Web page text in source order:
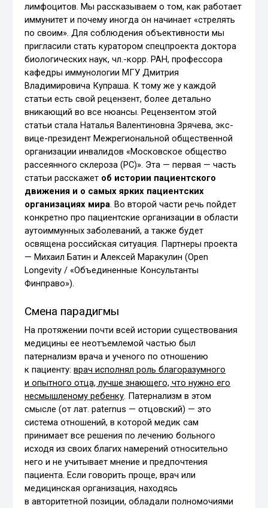
лимфоцитов. Мы рассказываем о том, как работает
иммунитет и почему иногда он начинает «стрелять
по своим». Для соблюдения объективности мы
пригласили стать куратором спецпроекта доктора
биологических наук, чл.-корр. РАН, профессора
кафедры иммунологии МГУ Дмитрия
Владимировича Купраша. К тому же у каждой
статьи есть свой рецензент, более детально
вникающий во все нюансы. Рецензентом этой
статьи стала Наталья Валентиновна Зрячева, экс-
вице-президент Межрегиональной общественной
организации инвалидов «Московское общество
рассеянного склероза (РС)». Эта — первая — часть
статьи расскажет об истории пациентского
движения и о самых ярких пациентских
организациях мира . Во второй части речь пойдет
конкретно про пациентские организации в области
аутоиммунных заболеваний, а также будет
освящена российская ситуация. Партнеры проекта
— Михаил Батин и Алексей Маракулин (Open
Longevity / «Объединенные Консультанты
Финправо»).
Смена парадигмы
На протяжении почти всей истории существования
медицины ее неотъемлемой частью был
патернализм врача и ученого по отношению
к пациенту:врач исполнял роль благоразумного
и опытного отца, лучше знающего, что нужно его
несмышленому ребенку. Патернализм в этом
смысле (от лат. paternus — отцовский) — это
система отношений, в которой медик сам
принимает все решения по лечению больного
исходя из своих благих намерений относительно
него и не учитывает мнение и предпочтения
пациента. Если говорить проще, врач или
медицинская организация, находясь
в авторитетной позиции, обладали полномочиями